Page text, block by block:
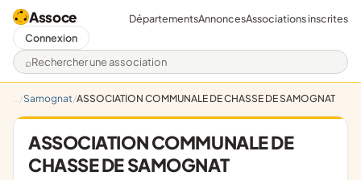
Assoce
Rechercher une association
DépartementsAnnoncesAssociations inscrites
Connexion
Samognat ASSOCIATION COMMUNALE DE CHASSE DE SAMOGNAT
ASSOCIATION COMMUNALE DE
CHASSE DE SAMOGNAT